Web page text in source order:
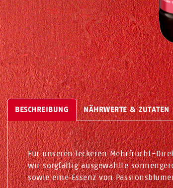
BESCHREIBUNG NÄHRWERTE & ZUTATEN
Für unseren leckeren Mehrfrucht-
wir sorgfältig ausgewählte
sowie eine Essenz von